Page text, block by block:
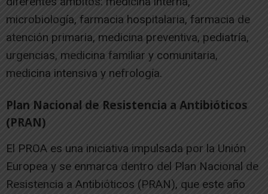
microbiología, farmacia hospitalaria, farmacia de
atención primaria, medicina preventiva, pediatría,
urgencias, medicina familiar y comunitaria,
medicina intensiva y nefrología.
Plan Nacional de Resistencia a Antibióticos
(PRAN)
El PROA es una iniciativa impulsada por la Unión
Europea y se enmarca dentro del Plan Nacional de
Resistencia a Antibióticos (PRAN), que este año